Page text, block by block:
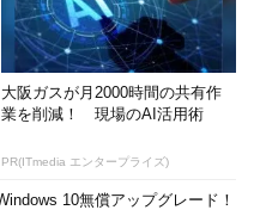
大阪ガスが月2000時間の共有作
業を削減！ 現場のAI活用術
PR(ITmedia エンタープライズ)
10無償アップグレード！